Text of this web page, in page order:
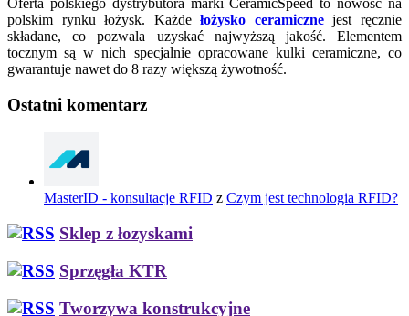
Oferta polskiego dystrybutora marki CeramicSpeed to nowość na
polskim rynku łożysk. Każdełożysko ceramicznejest ręcznie
składane, co pozwala uzyskać najwyższą jakość. Elementem
tocznym są w nich specjalnie opracowane kulki ceramiczne, co
gwarantuje nawet do 8 razy większą żywotność.
Ostatni komentarz
MasterID - konsultacje RFID z Czym jest technologia RFID?
Sklep z łozyskami
Sprzęgła KTR
Tworzywa konstrukcyjne